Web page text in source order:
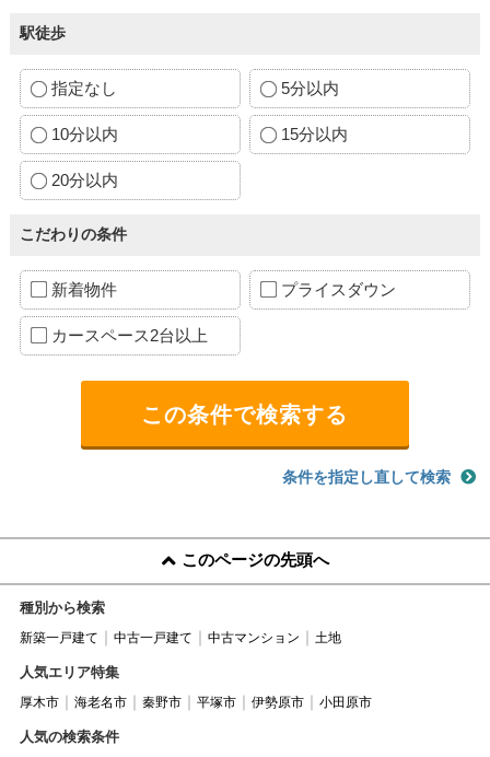
駅徒歩
指定なし 5分以内
10分以内 15分以内
20分以内
こだわりの条件
新着物件 プライスダウン
カースペース2台以上
条件を指定し直して検索
このページの先頭へ
種別から検索
新築一戸建て 中古一戸建て 中古マンション 土地
人気エリア特集
厚木市 海老名市 秦野市 平塚市 伊勢原市 小田原市
人気の検索条件